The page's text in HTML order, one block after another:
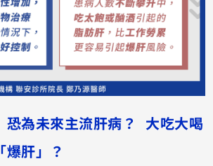
恐為未來主流肝病？ 大吃大喝
爆肝」？